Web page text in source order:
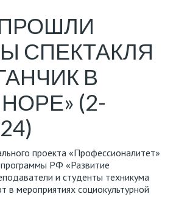
СПЕКТАКЛЯ
В
(2-
проекта «Профессионалитет»
программы РФ «Развитие
и студенты техникума
в мероприятиях социокультурной